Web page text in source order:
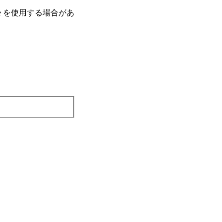
使⽤する場合があ